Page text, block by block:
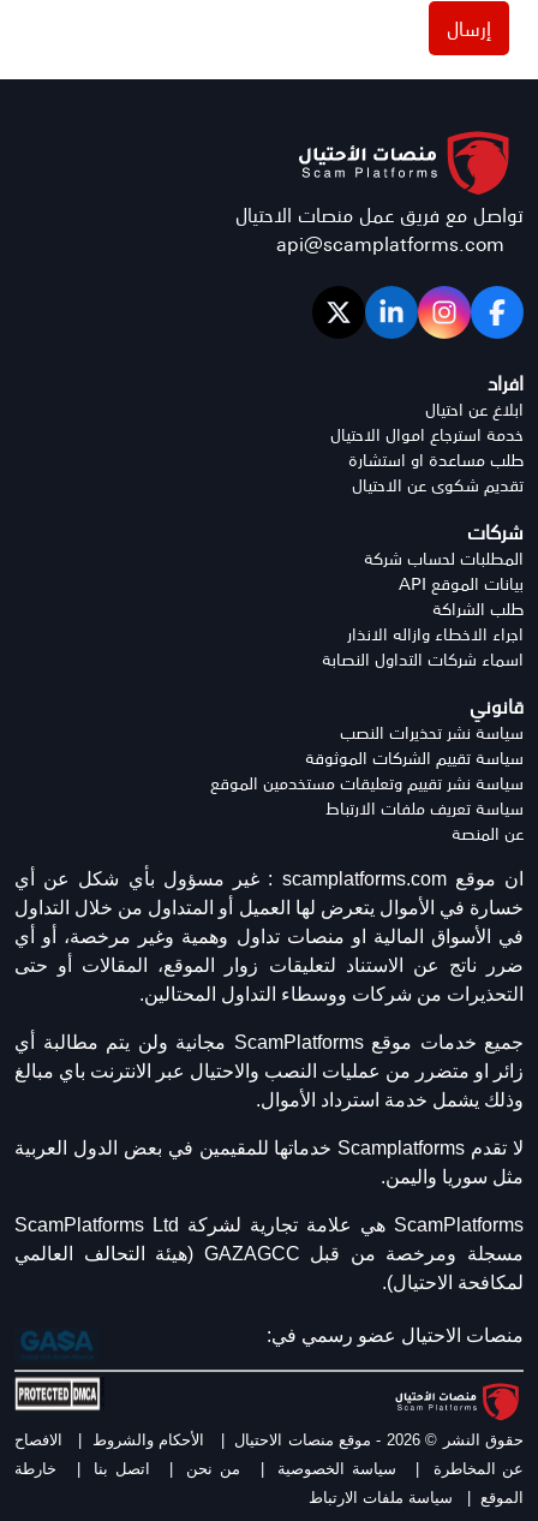
إرسال
تواصل مع فريق عمل منصات الاحتيال
api@scamplatforms.com
افراد
ابلاغ عن احتيال
خدمة استرجاع اموال الاحتيال
طلب مساعدة او استشارة
تقديم شكوى عن الاحتيال
شركات
المطلبات لحساب شركة
بيانات الموقع API
طلب الشراكة
اجراء الاخطاء وازاله الانذار
اسماء شركات التداول النصابة
قانوني
سياسة نشر تحذيرات النصب
سياسة تقييم الشركات الموثوقة
سياسة نشر تقييم وتعليقات مستخدمين الموقع
سياسة تعريف ملفات الارتباط
عن المنصة
ان موقع scamplatforms.com :
غير مسؤول بأي شكل عن أي
خسارة في الأموال يتعرض لها العميل أو المتداول من خلال التداول
في الأسواق المالية او منصات تداول وهمية وغير مرخصة، أو أي
ضرر ناتج عن الاستناد لتعليقات زوار الموقع، المقالات أو حتى
التحذيرات من شركات ووسطاء التداول المحتالين.
جميع خدمات موقع ScamPlatforms مجانية ولن يتم مطالبة أي
زائر او متضرر من عمليات النصب والاحتيال عبر الانترنت باي مبالغ
وذلك يشمل خدمة استرداد الأموال.
لا تقدم Scamplatforms خدماتها للمقيمين في بعض الدول العربية
مثل سوريا واليمن.
ScamPlatforms هي علامة تجارية لشركة ScamPlatforms Ltd
مسجلة ومرخصة من قبل GAZAGCC (هيئة التحالف العالمي
لمكافحة الاحتيال).
منصات الاحتيال عضو رسمي في:
حقوق النشر © 2026 - موقع منصات الاحتيال الأحكام والشروط
الافصاح
عن المخاطرة
سياسة الخصوصية من نحن اتصل بنا
خارطة
الموقع
سياسة ملفات الارتباط